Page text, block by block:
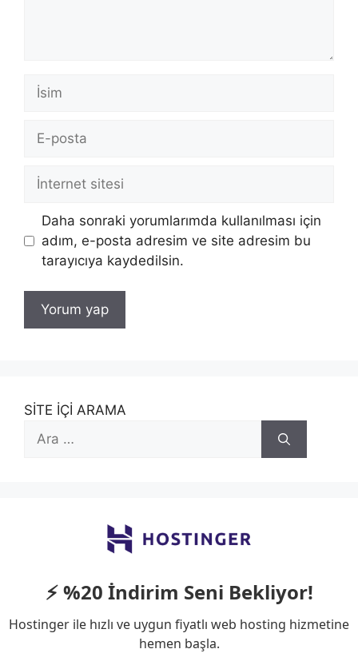
İsim
posta
İnternet
sitesi
Daha sonraki yorumlarımda kullanılması için
adım, e-posta adresim ve site adresim bu
tarayıcıya kaydedilsin.
SİTE İÇİ ARAMA
için
⚡ %20 İndirim Seni Bekliyor!
Hostinger ile hızlı ve uygun fiyatlı web hosting hizmetine
hemen başla.